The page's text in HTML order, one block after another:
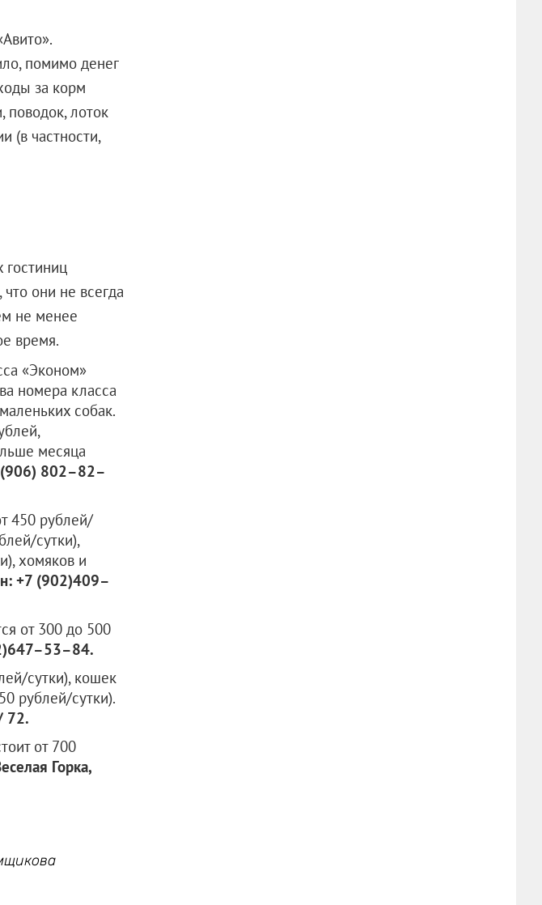
помимо денег
за корм
поводок, лоток
(в частности,
гостиниц
они не всегда
не менее
время.
«Эконом»
номера класса
собак.
месяца
(906) 802–82–
450 рублей/
сутки),
хомяков и
+7 (902)409–
от 300 до 500
сутки), кошек
рублей/сутки).
72.
от 700
Горка,